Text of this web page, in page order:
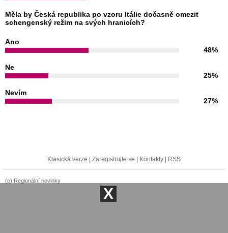
Měla by Česká republika po vzoru Itálie dočasně omezit
schengenský režim na svých hranicích?
Ano
48%
Ne
25%
Nevím
27%
Klasická verze | Zaregistrujte se | Kontakty | RSS
(c) Regionální novinky
X